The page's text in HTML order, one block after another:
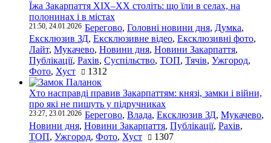
Їжа Закарпаття ХІХ–ХХ століть: що їли в селах, на
полонинах і в містах
21:50, 24.01.2026 Берегово, Головні новини дня, Думка,
Ексклюзив ЗД, Ексклюзивне відео, Ексклюзивні фото,
Лайт, Мукачево, Новини дня, Новини Закарпаття,
Публікації, Рахів, Суспільство, ТОП, Тячів, Ужгород,
Фото, Хуст 1312
Хто насправді правив Закарпаттям: князі, замки і війни,
про які не пишуть у підручниках
23:27, 23.01.2026 Берегово, Влада, Ексклюзив ЗД, Мукачево,
Новини дня, Новини Закарпаття, Публікації, Рахів,
ТОП, Ужгород, Фото, Хуст 1307